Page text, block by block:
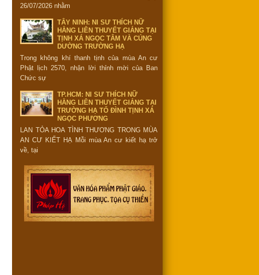
26/07/2026 nhằm
TÂY NINH: NI SƯ THÍCH NỮ
HẰNG LIÊN THUYẾT GIẢNG TẠI
TỊNH XÁ NGỌC TÂM VÀ CÚNG
DƯỜNG TRƯỜNG HẠ
Trong không khí thanh tịnh của mùa An cư
Phật lịch 2570, nhận lời thỉnh mời của Ban
Chức sự
TP.HCM: NI SƯ THÍCH NỮ
HẰNG LIÊN THUYẾT GIẢNG TẠI
TRƯỜNG HẠ TỔ ĐÌNH TỊNH XÁ
NGỌC PHƯƠNG
LAN TỎA HOA TÌNH THƯƠNG TRONG MÙA
AN CƯ KIẾT HẠ Mỗi mùa An cư kiết hạ trở
về, tại